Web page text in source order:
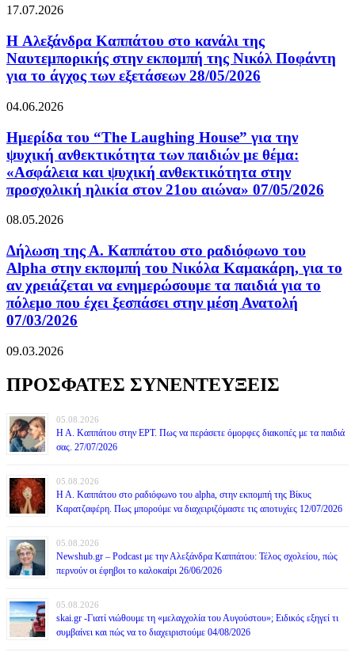
17.07.2026
H Αλεξάνδρα Καππάτου στο κανάλι της
Ναυτεμπορικής στην εκπομπή της Νικόλ Ποφάντη
για το άγχος των εξετάσεων 28/05/2026
04.06.2026
Ημερίδα του “The Laughing House” για την
ψυχική ανθεκτικότητα των παιδιών με θέμα:
«Ασφάλεια και ψυχική ανθεκτικότητα στην
προσχολική ηλικία στον 21ου αιώνα» 07/05/2026
08.05.2026
Δήλωση της Α. Καππάτου στο ραδιόφωνο του
Alpha στην εκπομπή του Νικόλα Καμακάρη, για το
αν χρειάζεται να ενημερώσουμε τα παιδιά για το
πόλεμο που έχει ξεσπάσει στην μέση Ανατολή
07/03/2026
09.03.2026
ΠΡΟΣΦΑΤΕΣ ΣΥΝΕΝΤΕΥΞΕΙΣ
05.08.2026
Η Α. Καππάτου στην ΕΡΤ. Πως να περάσετε όμορφες διακοπές με τα παιδιά
σας. 27/07/2026
05.08.2026
Η Α. Καππάτου στο ραδιόφωνο του alpha, στην εκπομπή της Βίκυς
Καρατζαφέρη. Πως μπορούμε να διαχειριζόμαστε τις αποτυχίες 12/07/2026
05.08.2026
Newshub.gr – Podcast με την Αλεξάνδρα Καππάτου: Τέλος σχολείου, πώς
περνούν οι έφηβοι το καλοκαίρι 26/06/2026
05.08.2026
skai.gr -Γιατί νιώθουμε τη «μελαγχολία του Αυγούστου»; Ειδικός εξηγεί τι
συμβαίνει και πώς να το διαχειριστούμε 04/08/2026